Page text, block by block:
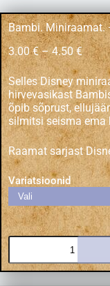
Bambi. Miniraamat.
3.00€ – 4.50 €
Selles Disney
hirvevasikast
õpib sõprust,
silmitsi seisma ema
Raamat sarjast
Variatsioonid